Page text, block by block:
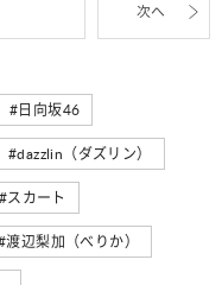
次へ
日向坂46
dazzlin（ダズリン）
スカート
渡辺梨加（べりか）